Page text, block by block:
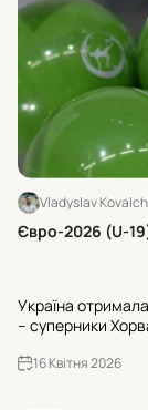
Vladyslav
Євро-2026 (U-19)
Україна
– суперники
16 Квітня 2026